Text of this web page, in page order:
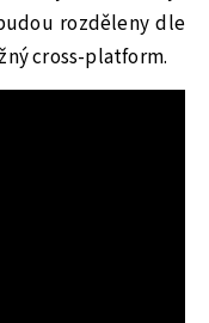
rozděleny dle
cross-platform.